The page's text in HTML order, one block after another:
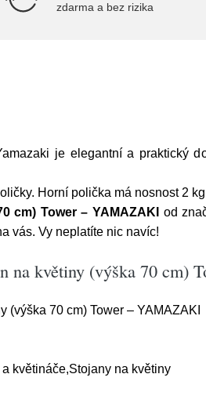
zdarma a bez rizika
je elegantní a praktický
Horní polička má nosnost 2
cm) Tower – YAMAZAKI
od
vás. Vy neplatíte nic navíc!
na květiny (výška 70 cm)
(výška 70 cm) Tower – YAMAZAKI
květináče,Stojany na květiny